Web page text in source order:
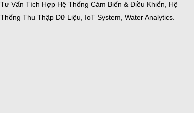
Tư Vấn Tích Hợp Hệ Thống Cảm Biến & Điều Khiển, Hệ
Thống Thu Thập Dữ Liệu, IoT System, Water Analytics.